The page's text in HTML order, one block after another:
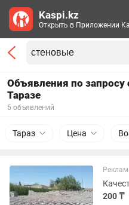
Объявления по запросу
Таразе
5 объявлений
Тараз Цена
200 ₸
Kaspi.kz
Открыть в Приложении